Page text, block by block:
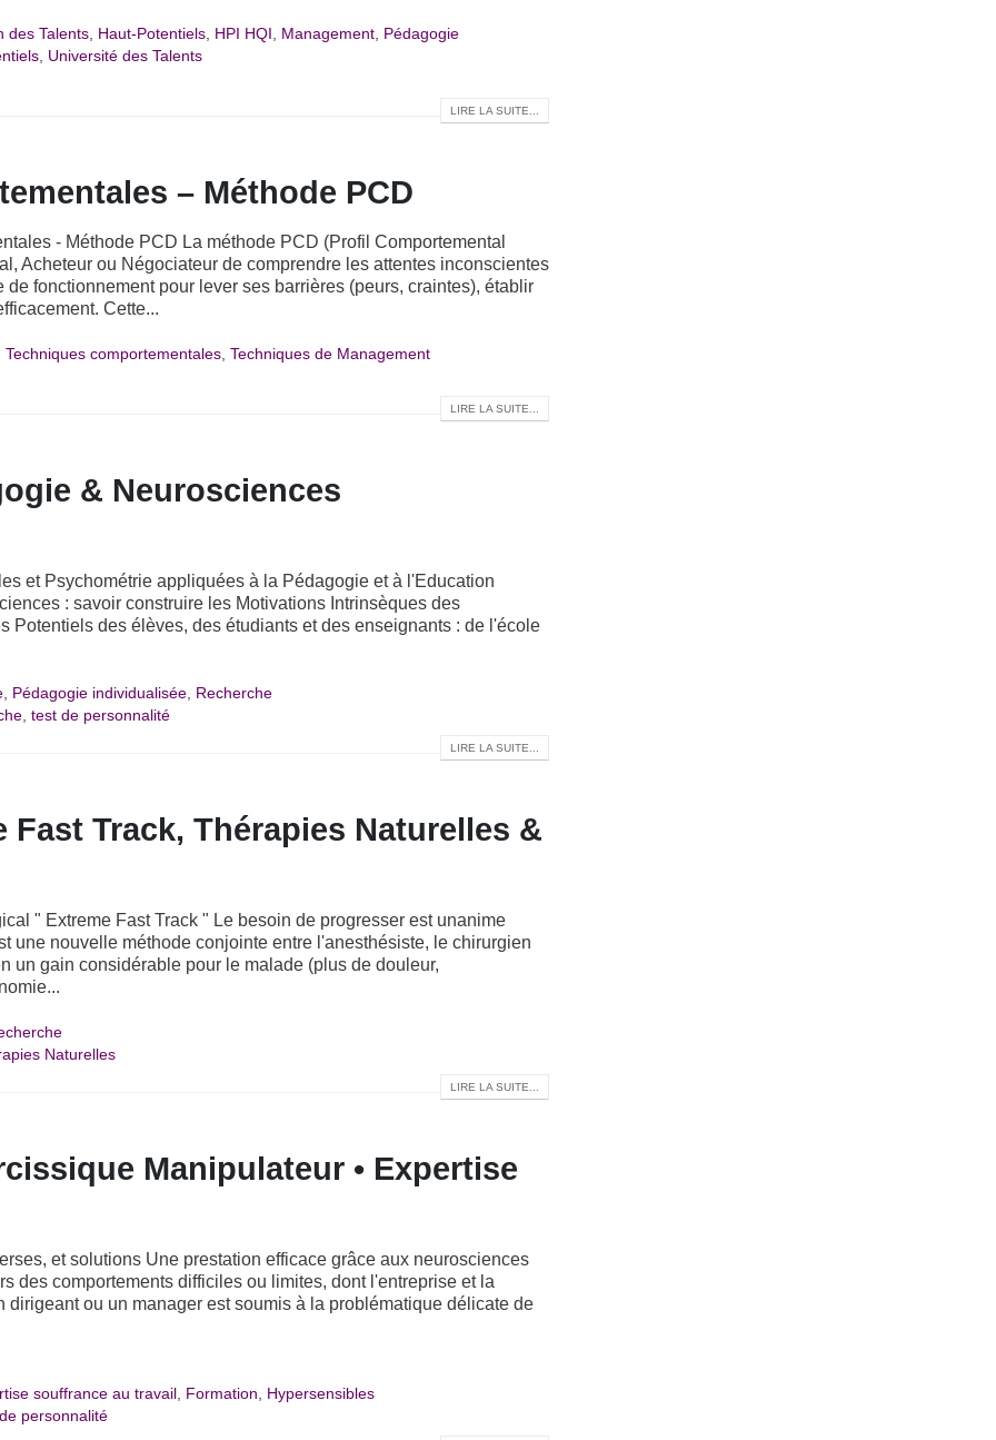
des Talents Haut-Potentiels HPI HQI Management Pédagogie
Université des Talents
LIRE LA SUITE...
– Méthode PCD
- Méthode PCD La méthode PCD (Profil Comportemental
Acheteur ou Négociateur de comprendre les attentes inconscientes
fonctionnement pour lever ses barrières (peurs, craintes), établir
Cette...
Techniques comportementales, Techniques de Management
LIRE LA SUITE...
& Neurosciences
et Psychométrie appliquées à la Pédagogie et à l'Education
: savoir construire les Motivations Intrinsèques des
Potentiels des élèves, des étudiants et des enseignants : de l'école
, Pédagogie individualisée, Recherche
,test de personnalité
LIRE LA SUITE...
Fast Track, Thérapies Naturelles &
" Extreme Fast Track " Le besoin de progresser est unanime
une nouvelle méthode conjointe entre l'anesthésiste, le chirurgien
un gain considérable pour le malade (plus de douleur,
Naturelles
LIRE LA SUITE...
Manipulateur • Expertise
et solutions Une prestation efficace grâce aux neurosciences
des comportements difficiles ou limites, dont l'entreprise et la
ou un manager est soumis à la problématique délicate de
souffrance au travail Formation
Hypersensibles
personnalité